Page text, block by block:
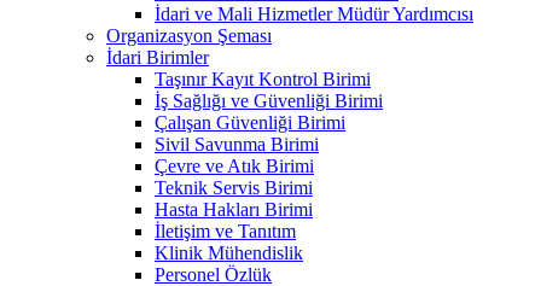
İdari ve Mali Hizmetler Müdür Yardımcısı
Organizasyon Şeması
İdari Birimler
Taşınır Kayıt Kontrol Birimi
İş Sağlığı ve Güvenliği Birimi
Çalışan Güvenliği Birimi
Sivil Savunma Birimi
Çevre ve Atık Birimi
Teknik Servis Birimi
Hasta Hakları Birimi
İletişim ve Tanıtım
Klinik Mühendislik
Personel Özlük